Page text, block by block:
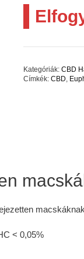
Kategóriák: CBD
Címkék: CBD
< 0,05%